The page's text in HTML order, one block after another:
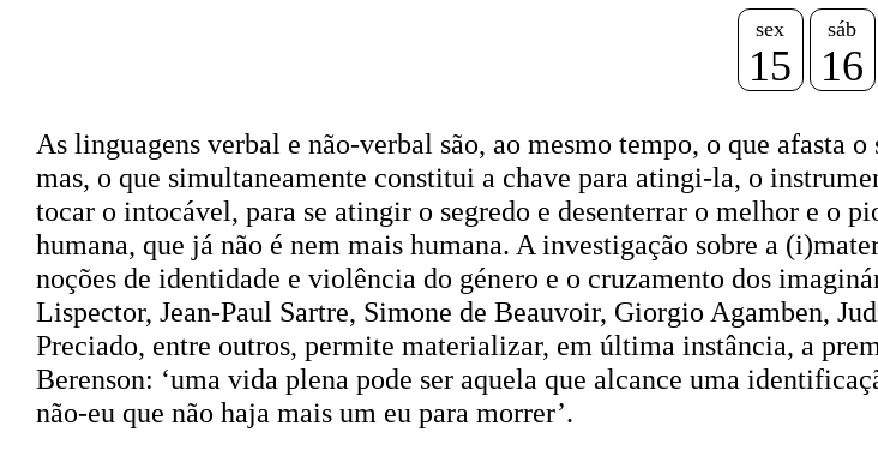
sex
15
sáb
16
Sinopse
As linguagens verbal e não-verbal são, ao mesmo tempo, o que afasta o
mas, o que simultaneamente constitui a chave para atingi-la, o
tocar o intocável, para se atingir o segredo e desenterrar o melhor e o
humana, que já não é nem mais humana. A investigação sobre a
noções de identidade e violência do género e o cruzamento dos
Lispector, Jean-Paul Sartre, Simone de Beauvoir, Giorgio Agamben,
Preciado, entre outros, permite materializar, em última instância, a
Berenson: ‘uma vida plena pode ser aquela que alcance uma
não-eu que não haja mais um eu para morrer’.